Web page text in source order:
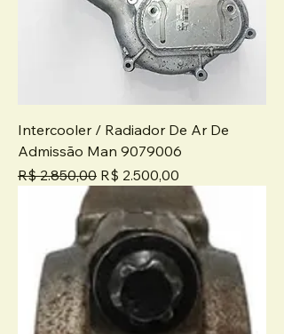
Intercooler / Radiador De Ar De
Admissão Man 9079006
Preço normal
R$ 2.850,00 Preço promocional
R$ 2.500,00